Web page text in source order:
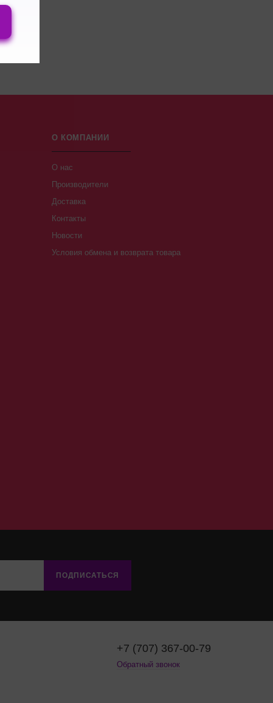
О КОМПАНИИ
О нас
Производители
Доставка
Контакты
Новости
Условия обмена и возврата товара
ПОДПИСАТЬСЯ
+7 (707) 367-00-79
Обратный звонок